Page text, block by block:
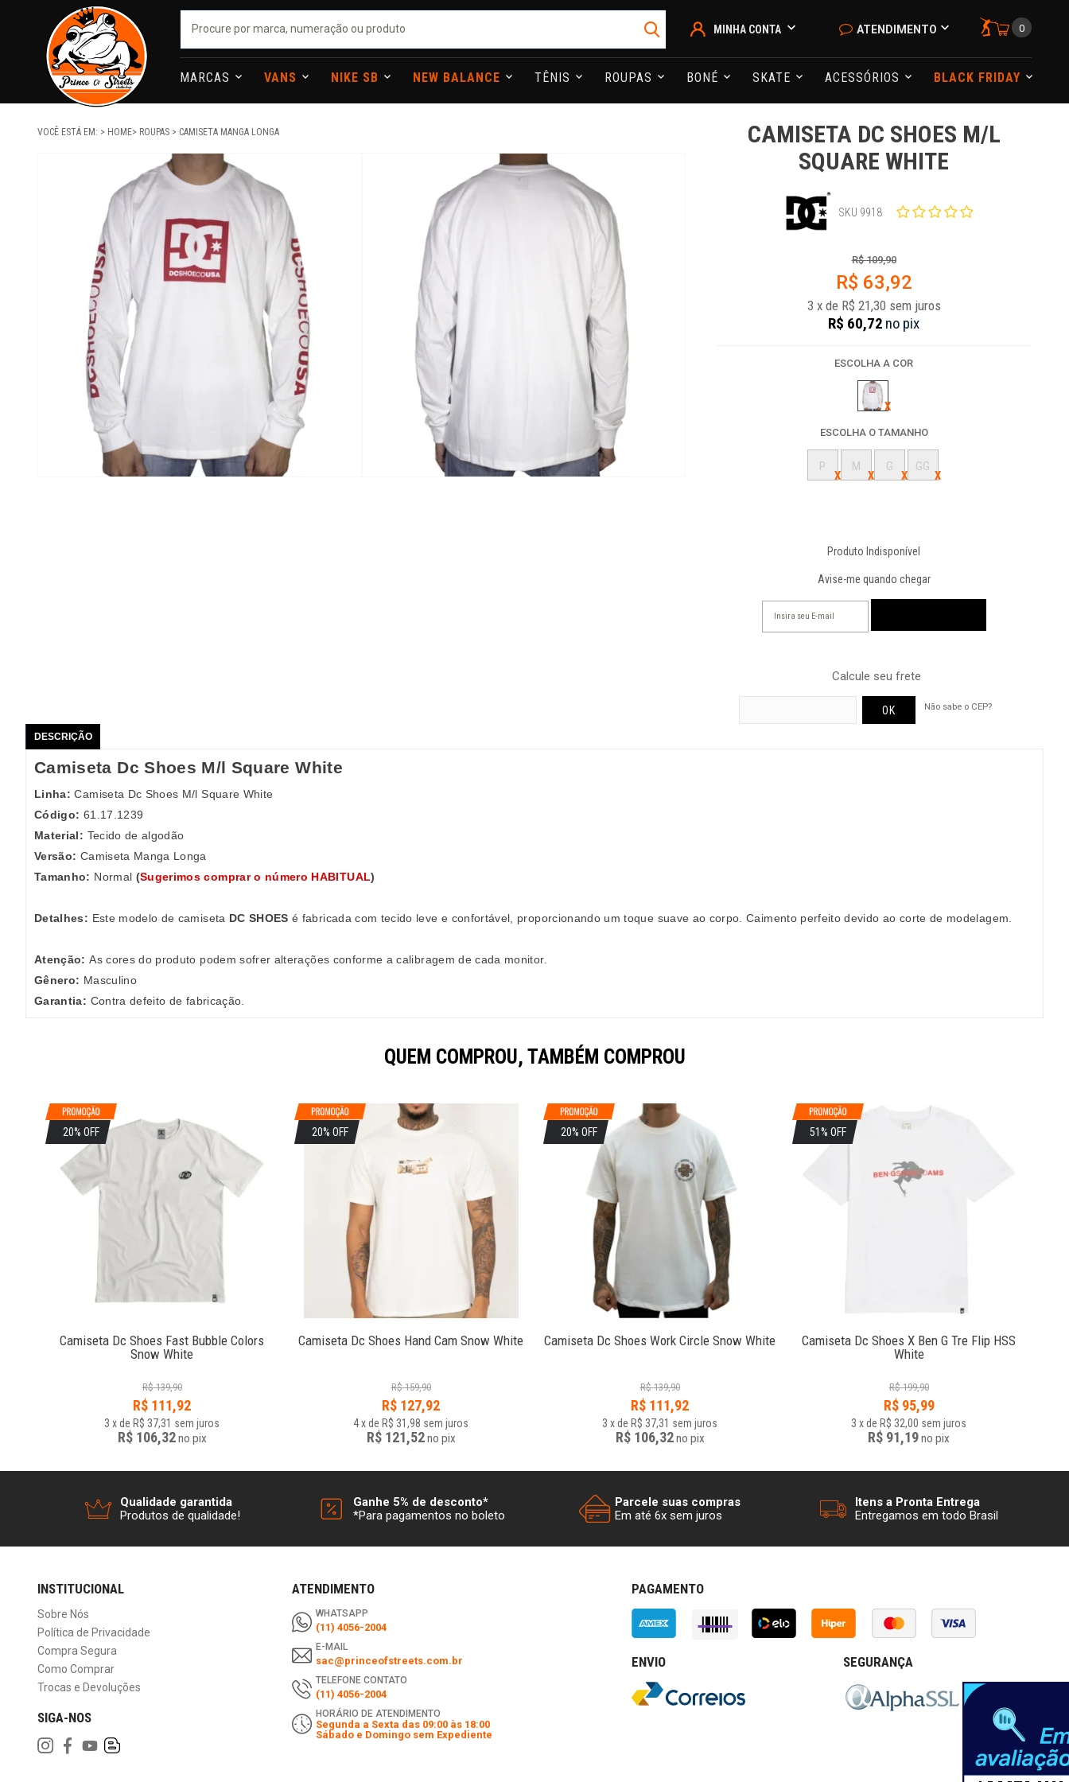
MINHA CONTA ATENDIMENTO 0
MARCAS VANS NIKE SB NEW BALANCE TÊNIS ROUPAS BONÉ SKATE ACESSÓRIOS BLACK FRIDAY
VOCÊ ESTÁ EM: HOME ROUPAS CAMISETA MANGA LONGA
CAMISETA DC SHOES M/L
SQUARE WHITE
SKU 9918
R$ 109,90
R$ 63,92
3 x de R$ 21,30 sem juros
R$ 60,72 no pix
ESCOLHA A COR
ESCOLHA O TAMANHO
P M G GG
Produto Indisponível
Avise-me quando chegar
Calcule seu frete
Não sabe o CEP?
DESCRIÇÃO
Camiseta Dc Shoes M/l Square White
Linha: Camiseta Dc Shoes M/l Square White
Código: 61.17.1239
Material: Tecido de algodão
Versão: Camiseta Manga Longa
Tamanho: Normal (Sugerimos comprar o número HABITUAL)
Detalhes: Este modelo de camiseta DC SHOES é fabricada com tecido leve e confortável, proporcionando um toque suave ao corpo. Caimento perfeito devido ao corte de modelagem.
Atenção: As cores do produto podem sofrer alterações conforme a calibragem de cada monitor.
Gênero: Masculino
Garantia: Contra defeito de fabricação.
QUEM COMPROU, TAMBÉM COMPROU
20% OFF
Camiseta Dc Shoes Fast Bubble Colors
Snow White
R$ 139,90
R$ 111,92
3 xde R$ 37,31 sem juros
R$ 106,32no pix
20% OFF
Camiseta Dc Shoes Hand Cam Snow White
R$ 159,90
R$ 127,92
4xde R$ 31,98 sem juros
R$ 121,52no pix
20% OFF
Camiseta Dc Shoes Work Circle Snow White
R$ 139,90
R$ 111,92
3 xde R$ 37,31 sem juros
R$ 106,32no pix
51% OFF
Camiseta Dc Shoes X Ben G Tre Flip HSS
White
R$ 199,90
R$ 95,99
3 xde R$ 32,00 sem juros
R$ 91,19no pix
Qualidade garantida
Produtos de qualidade!
Ganhe 5% de desconto*
*Para pagamentos no boleto
Parcele suas compras
Em até 6x sem juros
Itens a Pronta Entrega
Entregamos em todo Brasil
INSTITUCIONAL
Sobre Nós
Política de Privacidade
Compra Segura
Como Comprar
Trocas e Devoluções
SIGA-NOS
ATENDIMENTO
WHATSAPP
(11) 4056-2004
E-MAIL
sac@princeofstreets.com.br
TELEFONE CONTATO
(11) 4056-2004
HORÁRIO DE ATENDIMENTO
Segunda a Sexta das 09:00 às 18:00
Sábado e Domingo sem Expediente
PAGAMENTO
ENVIO SEGURANÇA